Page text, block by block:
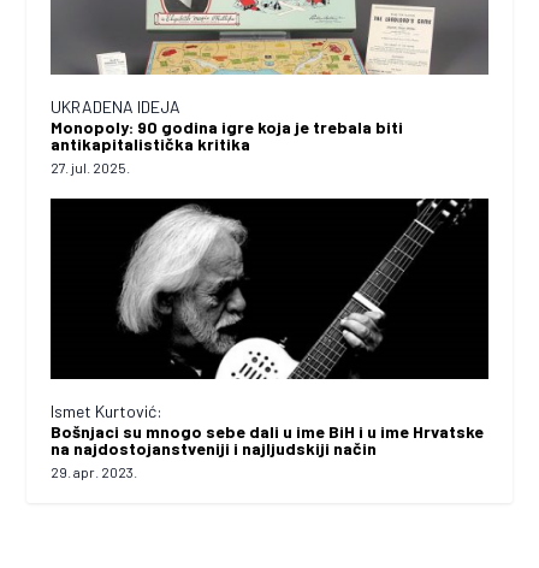
UKRADENA IDEJA
Monopoly: 90 godina igre koja je trebala biti
antikapitalistička kritika
27. jul. 2025.
Ismet Kurtović:
Bošnjaci su mnogo sebe dali u ime BiH i u ime Hrvatske
na najdostojanstveniji i najljudskiji način
29. apr. 2023.